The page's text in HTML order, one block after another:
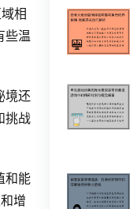
相
些温
境还
挑战
和能
增